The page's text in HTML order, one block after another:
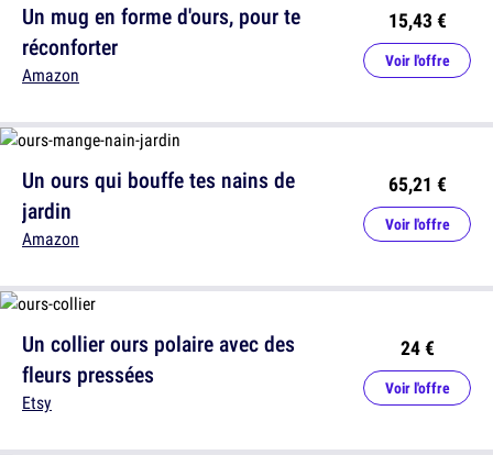
Un mug en forme d'ours, pour te
réconforter
Amazon
15,43 €
Voir l'offre
Un collier ours polaire avec des
fleurs pressées
Etsy
24 €
Voir l'offre
Un ours qui bouffe tes nains de
jardin
Amazon
65,21 €
Voir l'offre